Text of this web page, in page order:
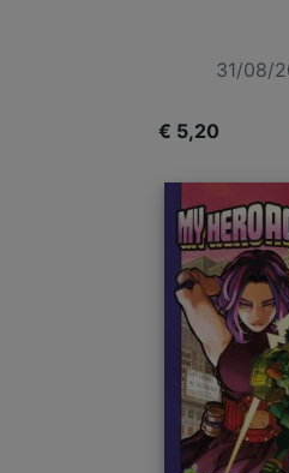
31/08/
€ 5,20